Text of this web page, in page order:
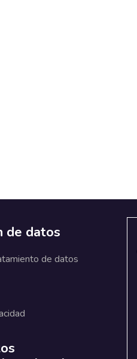
de datos
de datos